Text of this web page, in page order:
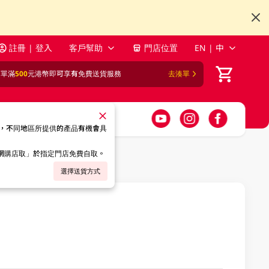
註冊 | 登入 客戶幫助 門店位置 EN | 中
滿500元港幣即可享有免費送貨服務 去湊單
不同地區所提供的產品有機會具
購店取」於指定門店免費自取。
選擇送貨方式